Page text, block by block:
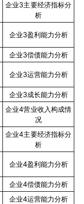
企业3主要经济指标分
析
企业3盈利能力分析
企业3偿债能力分析
企业3运营能力分析
企业3成长能力分析
企业4营业收入构成情
况
企业4主要经济指标分
析
企业4盈利能力分析
企业4偿债能力分析
企业4运营能力分析